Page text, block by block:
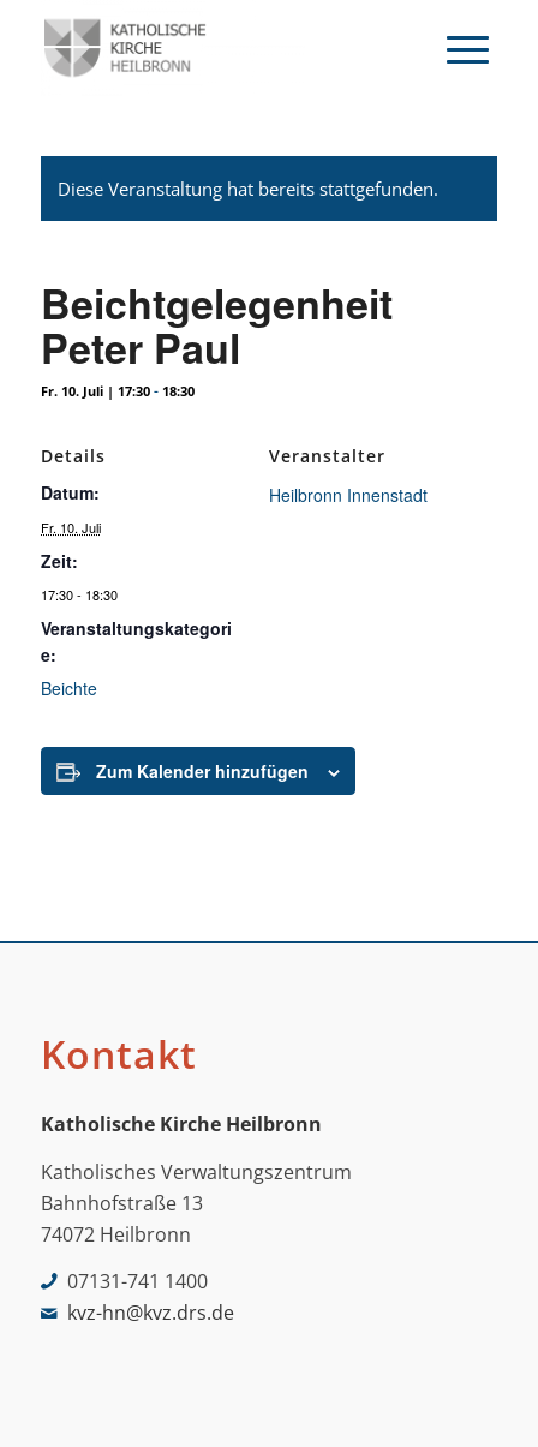
Diese Veranstaltung hat bereits stattgefunden.
Beichtgelegenheit
Peter Paul
Fr. 10. Juli | 17:30- 18:30
Details
Datum:
Fr. 10. Juli
Zeit:
17:30 - 18:30
Veranstaltungskategori
e:
Beichte
Veranstalter
Heilbronn Innenstadt
Zum Kalender hinzufügen
Kontakt
Katholische Kirche Heilbronn
Katholisches Verwaltungszentrum
Bahnhofstraße 13
74072 Heilbronn
07131-741 1400
kvz-hn@kvz.drs.de